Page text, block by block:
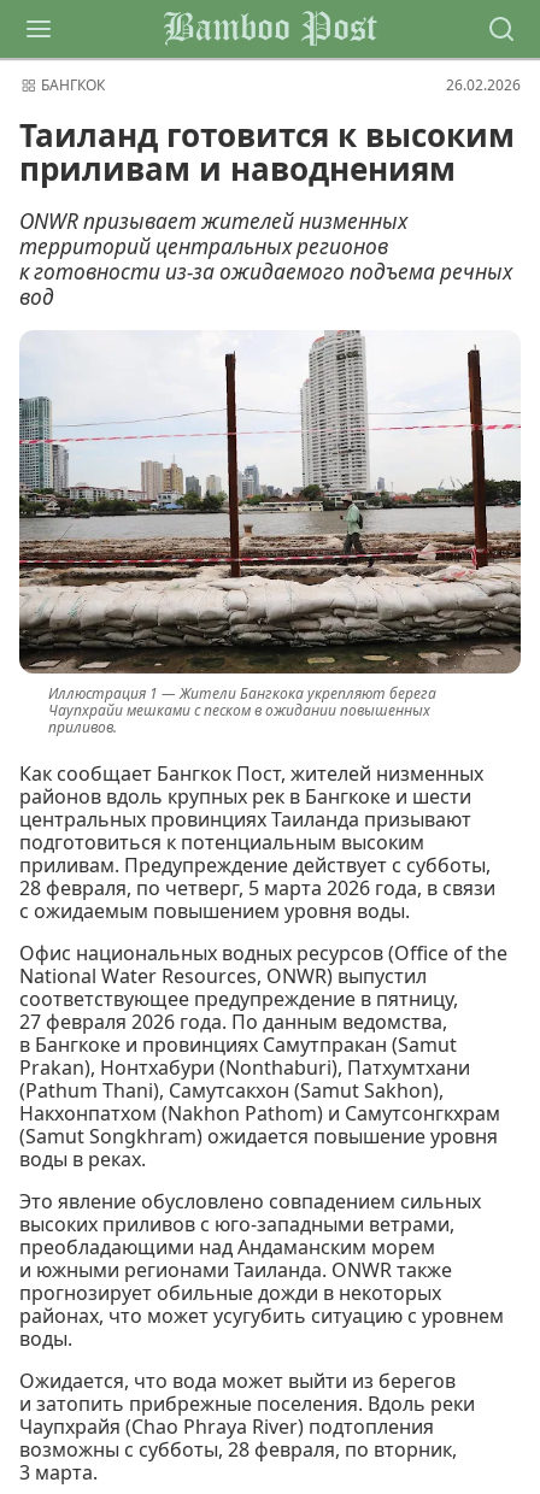
Bamboo Post
БАНГКОК 26.02.2026
Таиланд готовится к высоким
приливам и наводнениям
ONWR призывает жителей низменных
территорий центральных регионов
к готовности из-за ожидаемого подъема речных
вод
Жители Бангкока укрепляют берега
Чаупхрайи мешками с песком в ожидании повышенных
приливов.
Как сообщает Бангкок Пост, жителей низменных
районов вдоль крупных рек в Бангкоке и шести
центральных провинциях Таиланда призывают
подготовиться к потенциальным высоким
приливам. Предупреждение действует с субботы,
28 февраля, по четверг, 5 марта 2026 года, в связи
с ожидаемым повышением уровня воды.
Офис национальных водных ресурсов (Office of the
National Water Resources, ONWR) выпустил
соответствующее предупреждение в пятницу,
27 февраля 2026 года. По данным ведомства,
в Бангкоке и провинциях Самутпракан (Samut
Prakan), Нонтхабури (Nonthaburi), Патхумтхани
(Pathum Thani), Самутсакхон (Samut Sakhon),
Накхонпатхом (Nakhon Pathom) и Самутсонгкхрам
(Samut Songkhram) ожидается повышение уровня
воды в реках.
Это явление обусловлено совпадением сильных
высоких приливов с юго-западными ветрами,
преобладающими над Андаманским морем
и южными регионами Таиланда. ONWR также
прогнозирует обильные дожди в некоторых
районах, что может усугубить ситуацию с уровнем
воды.
Ожидается, что вода может выйти из берегов
и затопить прибрежные поселения. Вдоль реки
Чаупхрайя (Chao Phraya River) подтопления
возможны с субботы, 28 февраля, по вторник,
3 марта.